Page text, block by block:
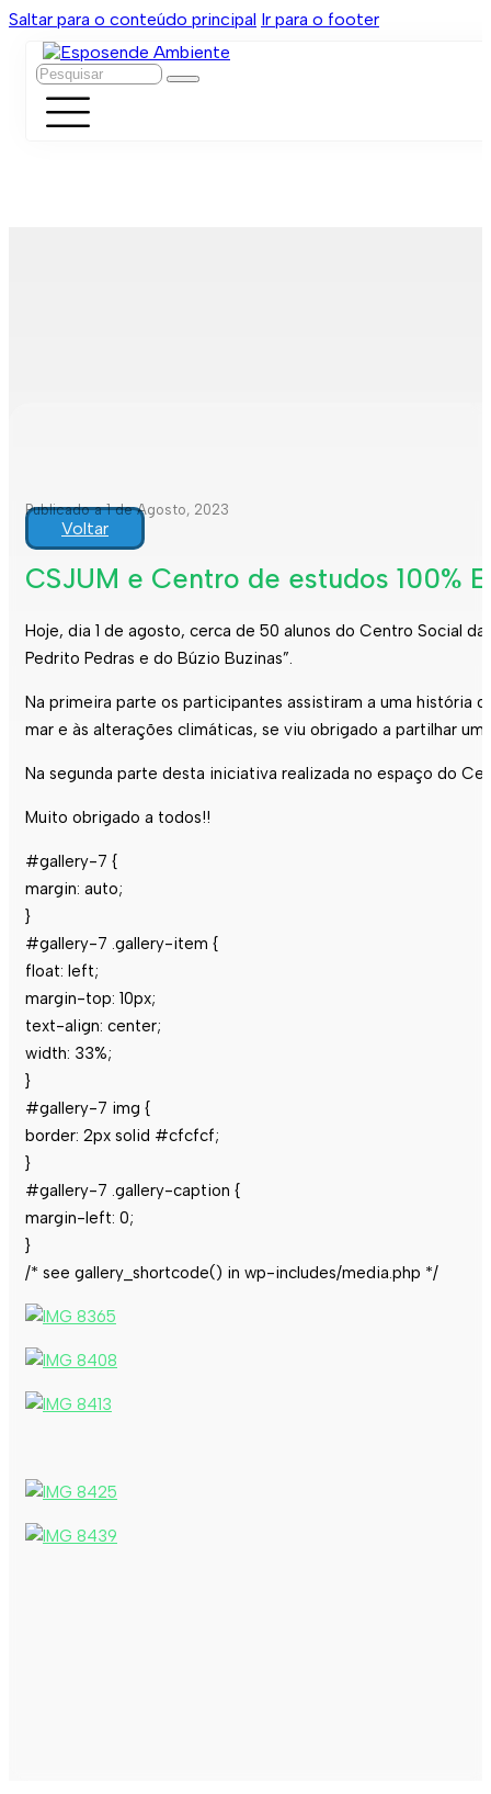
Saltar para o conteúdo principal Ir para o footer
Pesquisar
Publicado a 1 de Agosto, 2023
Voltar
CSJUM e Centro de estudos 100%
Hoje, dia 1 de agosto, cerca de 50 alunos do Centro Social
Pedrito Pedras e do Búzio Buzinas”.
Na primeira parte os participantes assistiram a uma história
mar e às alterações climáticas, se viu obrigado a partilhar
Na segunda parte desta iniciativa realizada no espaço do
Muito obrigado a todos!!
#gallery-7 {
margin: auto;
}
#gallery-7 .gallery-item {
float: left;
margin-top: 10px;
text-align: center;
width: 33%;
}
#gallery-7 img {
border: 2px solid #cfcfcf;
}
#gallery-7 .gallery-caption {
margin-left: 0;
}
/* see gallery_shortcode() in wp-includes/media.php */